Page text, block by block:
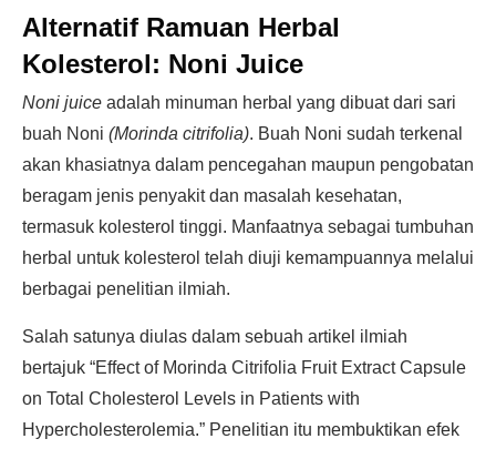
Alternatif Ramuan Herbal
Kolesterol: Noni Juice
Noni juice adalah minuman herbal yang dibuat dari sari
buah Noni (Morinda citrifolia). Buah Noni sudah terkenal
akan khasiatnya dalam pencegahan maupun pengobatan
beragam jenis penyakit dan masalah kesehatan,
termasuk kolesterol tinggi. Manfaatnya sebagai tumbuhan
herbal untuk kolesterol telah diuji kemampuannya melalui
berbagai penelitian ilmiah.
Salah satunya diulas dalam sebuah artikel ilmiah
bertajuk “Effect of Morinda Citrifolia Fruit Extract Capsule
on Total Cholesterol Levels in Patients with
Hypercholesterolemia.” Penelitian itu membuktikan efek